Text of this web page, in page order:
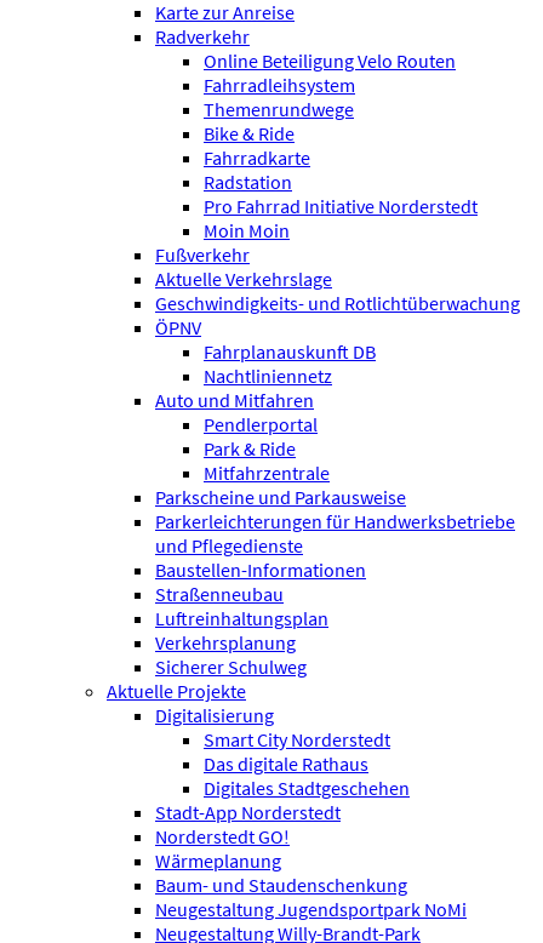
Karte zur Anreise
Radverkehr
Online Beteiligung Velo Routen
Fahrradleihsystem
Themenrundwege
Bike & Ride
Fahrradkarte
Radstation
Pro Fahrrad Initiative Norderstedt
Moin Moin
Fußverkehr
Aktuelle Verkehrslage
Geschwindigkeits- und Rotlichtüberwachung
ÖPNV
Fahrplanauskunft DB
Nachtliniennetz
Auto und Mitfahren
Pendlerportal
Park & Ride
Mitfahrzentrale
Parkscheine und Parkausweise
Parkerleichterungen für Handwerksbetriebe
und Pflegedienste
Baustellen-Informationen
Straßenneubau
Luftreinhaltungsplan
Verkehrsplanung
Sicherer Schulweg
Aktuelle Projekte
Digitalisierung
Smart City Norderstedt
Das digitale Rathaus
Digitales Stadtgeschehen
Stadt-App Norderstedt
Norderstedt GO!
Wärmeplanung
Baum- und Staudenschenkung
Neugestaltung Jugendsportpark NoMi
Neugestaltung Willy-Brandt-Park